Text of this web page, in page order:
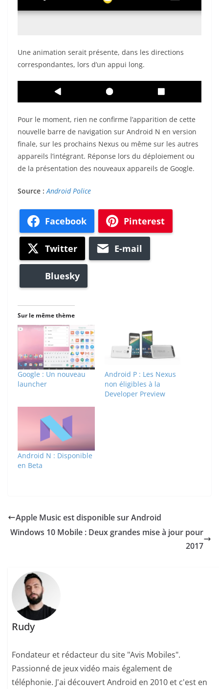
Une animation serait présente, dans les directions
correspondantes, lors d’un appui long.
Pour le moment, rien ne confirme l’apparition de cette
nouvelle barre de navigation sur Android N en version
finale, sur les prochains Nexus ou même sur les autres
appareils l’intégrant. Réponse lors du déploiement ou
de la présentation des nouveaux appareils de Google.
Source : Android Police
Facebook Pinterest
Twitter E-mail
Bluesky
Sur le même thème
Google : Un nouveau
launcher
Android P : Les Nexus
non éligibles à la
Developer Preview
Android N : Disponible
en Beta
Apple Music est disponible sur Android
Windows 10 Mobile : Deux grandes mise à jour pour
2017
Rudy
Fondateur et rédacteur du site "Avis Mobiles".
Passionné de jeux vidéo mais également de
téléphonie. J'ai découvert Android en 2010 et c'est en